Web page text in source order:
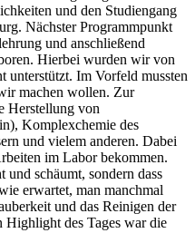
und den Studiengang
Nächster Programmpunkt
und anschließend
Hierbei wurden wir von
unterstützt. Im Vorfeld mussten
machen wollen. Zur
Herstellung von
Komplexchemie des
und vielem anderen. Dabei
im Labor bekommen.
und schäumt, sondern dass
erwartet, man manchmal
und das Reinigen der
Highlight des Tages war die